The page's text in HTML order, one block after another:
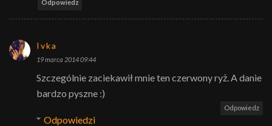
Odpowiedz
Ivka
19 marca 2014 09:44
Szczególnie zaciekawił mnie ten czerwony ryż. A danie
bardzo pyszne :)
Odpowiedz
Odpowiedzi